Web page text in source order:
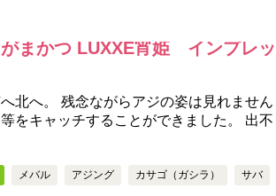
まかつ LUXXE宵姫 インプレッ
北へ。 残念ながらアジの姿は見れません
をキャッチすることができました。 出不
メバル アジング カサゴ（ガシラ） サバ